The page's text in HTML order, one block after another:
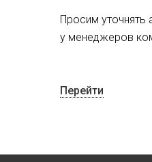
Просим уточнять
у менеджеров
Перейти